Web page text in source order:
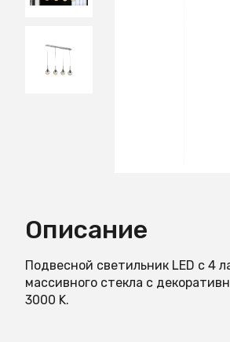
Описание
Подвесной светильник LED с 4
массивного стекла с
3000 K.